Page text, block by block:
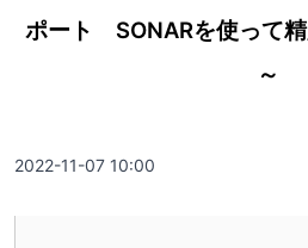
ポート SONARを使って
～
2022-11-07 10:00